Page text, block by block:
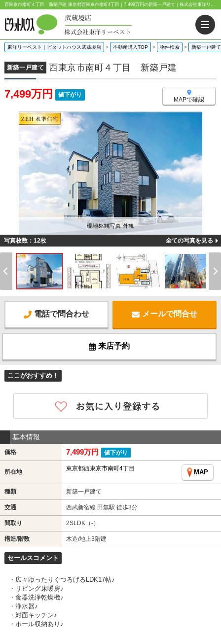
西東京市南町４丁目 新築戸建 東京都西東京市南町4丁目｜7,499万円の新築一戸建て｜株式会社東洋リーベスト
東洋リーベスト｜ピタットハウス武蔵境店 > 不動産購入TOP > 物件検索 > 新築一戸建て
新築一戸建て 西東京市南町４丁目 新築戸建
7,499万円 値下がり
MAPで確認
現地外観写真 外観
写真枚数：12枚 全ての写真を見る
電話で問合わせ メールで問合せ
来店予約
ここがおすすめ！
基本情報
価格 7,499万円 値下がり
所在地 東京都西東京市南町4丁目
MAP
種類 新築一戸建て
交通 西武新宿線 田無駅 徒歩3分
間取り 2SLDK（-）
構造/階数 木造/地上3階建
セールスコメント
・広々ゆったりくつろげるLDK17帖♪
・リビング床暖房♪
・食器洗浄乾燥機♪
・浄水器♪
・対面キッチン♪
・ホール収納あり♪